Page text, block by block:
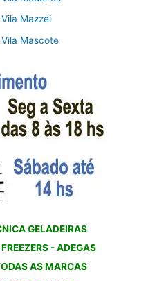
Mazzei
Mascote
GELADEIRAS
- ADEGAS
AS MARCAS